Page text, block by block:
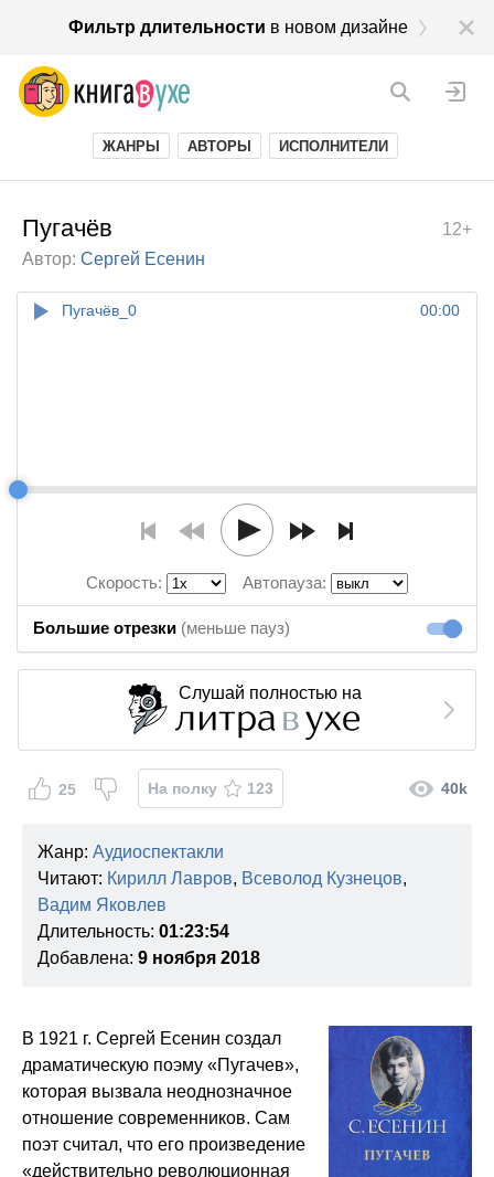
Фильтр длительности в новом дизайне
ЖАНРЫ АВТОРЫ ИСПОЛНИТЕЛИ
12+
Пугачёв
Автор: Сергей Есенин
00:00
Пугачёв_0
Скорость: Автопауза:
Большие отрезки (меньше пауз)
Слушай полностью на
25 На полку 123 40k
Жанр: Аудиоспектакли
Читают: Кирилл Лавров, Всеволод Кузнецов,
Вадим Яковлев
Длительность: 01:23:54
Добавлена: 9 ноября 2018
В 1921 г. Сергей Есенин создал
драматическую поэму «Пугачев»,
которая вызвала неоднозначное
отношение современников. Сам
поэт считал, что его произведение
«действительно революционная